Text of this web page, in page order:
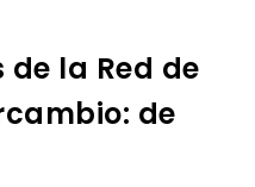
la Red de
de